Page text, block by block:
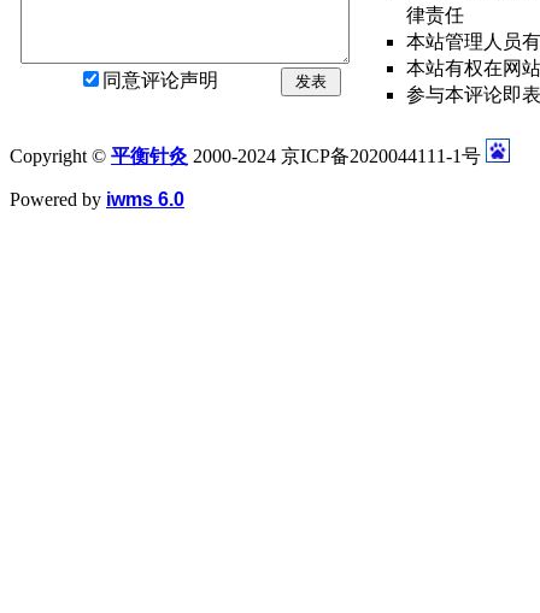
同意评论声明 发表
律责任
本站管理人员
本站有权在网
参与本评论即
Copyright © 平衡针灸 2000-2024 京ICP备2020044111-1号
Powered by iwms 6.0